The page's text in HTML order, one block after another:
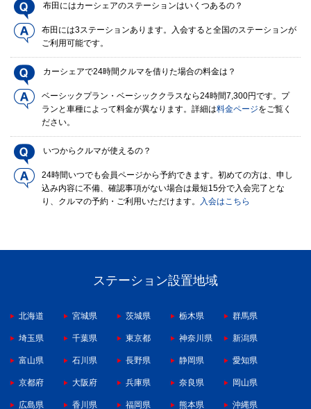
布田にはカーシェアのステーションはいくつあるの？
布田には3ステーションあります。入会すると全国のステーションが
ご利用可能です。
カーシェアで24時間クルマを借りた場合の料金は？
ベーシックプラン・ベーシッククラスなら24時間7,300円です。プ
ランと車種によって料金が異なります。詳細は料金ページをご覧く
ださい。
いつからクルマが使えるの？
24時間いつでも会員ページから予約できます。初めての方は、申し
込み内容に不備、確認事項がない場合は最短15分で入会完了とな
り、クルマの予約・ご利用いただけます。
入会はこちら
ステーション設置地域
北海道 宮城県 茨城県 栃木県 群馬県
埼玉県 千葉県 東京都 神奈川県 新潟県
富山県 石川県 長野県 静岡県 愛知県
京都府 大阪府 兵庫県 奈良県 岡山県
広島県 香川県 福岡県 熊本県 沖縄県